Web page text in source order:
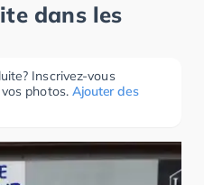
dans les
Inscrivez-vous
photos. Ajouter des